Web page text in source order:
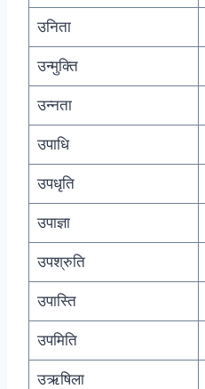
उनिता
उन्मुक्ति
उन्नता
उपाधि
उपधृति
उपाज्ञा
उपश्रुति
उपास्ति
उपमिति
उऋषिला